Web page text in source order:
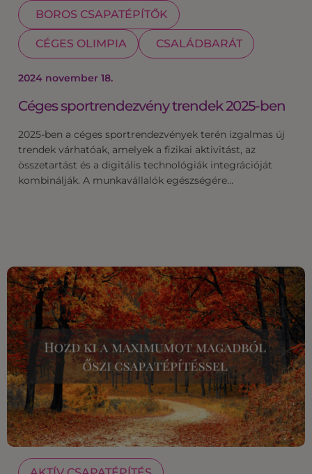
BOROS CSAPATÉPÍTŐK
CÉGES OLIMPIA CSALÁDBARÁT
2024 november 18.
Céges sportrendezvény trendek 2025-ben
2025-ben a céges sportrendezvények terén izgalmas új
trendek várhatóak, amelyek a fizikai aktivitást, az
összetartást és a digitális technológiák integrációját
kombinálják. A munkavállalók egészségére…